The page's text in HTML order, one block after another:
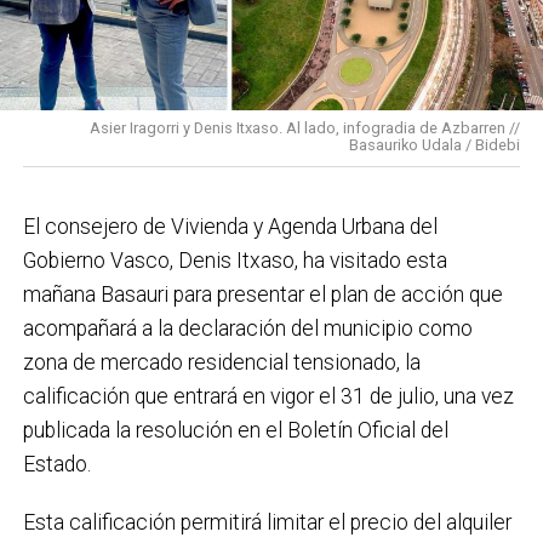
En cuanto a nuestras áreas, estos tres años han dado
para mucho. En Medio Ambiente destacaría el
impulso para la creación de huertos urbanos,la
elaboración del Plan General de Actuación Energética,
el Plan de Acción contra el Ruido y la instalación de
régimen de autoconsumo, que hacen de Basauri un
municipio más sostenible y preparado para el futuro.
En ese sentido, estamos trabajando en acciones de
clima y energía, entre las que destacan el diseño de
una red de refugios climáticos, junto con un Plan de
Actuación ante Episodios de Altas Temperaturas,
como las que recientemente hemos sufrido.
proyecto de lanueva haurreskola que se construirá en
Asier Iragorri y Denis Itxaso. Al lado, infogradia de Azbarren //
Basauriko Udala / Bidebi
El consejero de Vivienda y Agenda Urbana del
Gobierno Vasco, Denis Itxaso, ha visitado esta
mañana Basauri para presentar el plan de acción que
acompañará a la declaración del municipio como
zona de mercado residencial tensionado, la
calificación que entrará en vigor el 31 de julio, una vez
publicada la resolución en el Boletín Oficial del
Estado.
Esta calificación permitirá limitar el precio del alquiler